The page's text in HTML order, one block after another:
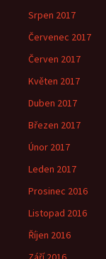
Srpen 2017
Červenec 2017
Červen 2017
Květen 2017
Duben 2017
Březen 2017
Únor 2017
Leden 2017
Prosinec 2016
Listopad 2016
Říjen 2016